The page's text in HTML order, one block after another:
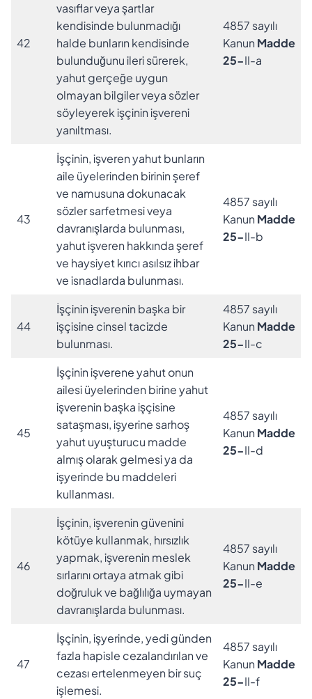
42
vasıflar veya şartlar
kendisinde bulunmadığı
halde bunların kendisinde
bulunduğunu ileri sürerek,
yahut gerçeğe uygun
olmayan bilgiler veya sözler
söyleyerek işçinin işvereni
yanıltması.
4857 sayılı
Kanun Madde
25-II-a
43
İşçinin, işveren yahut bunların
aile üyelerinden birinin şeref
ve namusuna dokunacak
sözler sarfetmesi veya
davranışlarda bulunması,
yahut işveren hakkında şeref
ve haysiyet kırıcı asılsız ihbar
ve isnadlarda bulunması.
4857 sayılı
Kanun Madde
25-II-b
44
İşçinin işverenin başka bir
işçisine cinsel tacizde
bulunması.
4857 sayılı
Kanun Madde
25-II-c
45
İşçinin işverene yahut onun
ailesi üyelerinden birine yahut
işverenin başka işçisine
sataşması, işyerine sarhoş
yahut uyuşturucu madde
almış olarak gelmesi ya da
işyerinde bu maddeleri
kullanması.
4857 sayılı
Kanun Madde
25-II-d
46
İşçinin, işverenin güvenini
kötüye kullanmak, hırsızlık
yapmak, işverenin meslek
sırlarını ortaya atmak gibi
doğruluk ve bağlılığa uymayan
davranışlarda bulunması.
4857 sayılı
Kanun Madde
25-II-e
47
İşçinin, işyerinde, yedi günden
fazla hapisle cezalandırılan ve
cezası ertelenmeyen bir suç
işlemesi.
4857 sayılı
Kanun Madde
25-II-f